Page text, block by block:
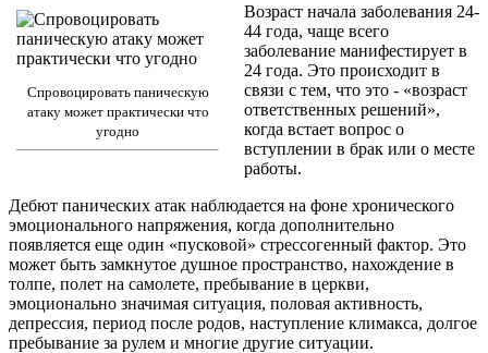
Спровоцировать паническую
атаку может практически что
угодно
Возраст начала заболевания 24-
44 года, чаще всего
заболевание манифестирует в
24 года. Это происходит в
связи с тем, что это - «возраст
ответственных решений»,
когда встает вопрос о
вступлении в брак или о месте
работы.
Дебют панических атак наблюдается на фоне хронического
эмоционального напряжения, когда дополнительно
появляется еще один «пусковой» стрессогенный фактор. Это
может быть замкнутое душное пространство, нахождение в
толпе, полет на самолете, пребывание в церкви,
эмоционально значимая ситуация, половая активность,
депрессия, период после родов, наступление климакса, долгое
пребывание за рулем и многие другие ситуации.